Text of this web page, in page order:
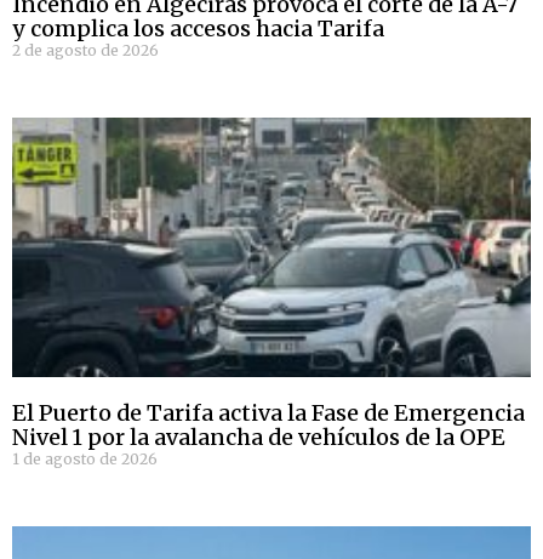
y complica los accesos hacia Tarifa
2 de agosto de 2026
El Puerto de Tarifa activa la Fase de Emergencia
Nivel 1 por la avalancha de vehículos de la OPE
1 de agosto de 2026